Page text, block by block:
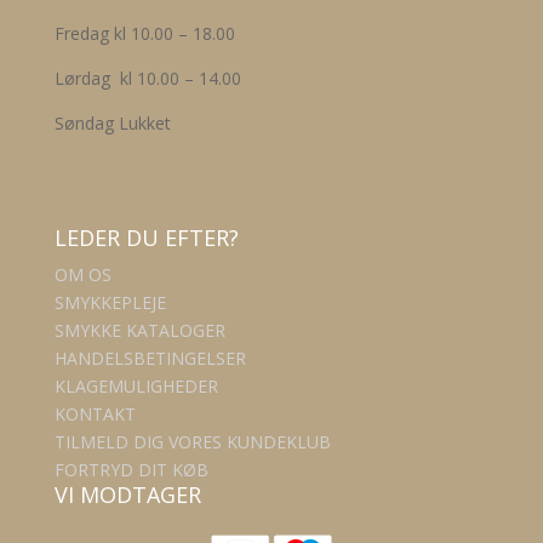
Fredag kl 10.00 – 18.00
Lørdag kl 10.00 – 14.00
Søndag Lukket
LEDER DU EFTER?
OM OS
SMYKKEPLEJE
SMYKKE KATALOGER
HANDELSBETINGELSER
KLAGEMULIGHEDER
KONTAKT
TILMELD DIG VORES KUNDEKLUB
FORTRYD DIT KØB
VI MODTAGER